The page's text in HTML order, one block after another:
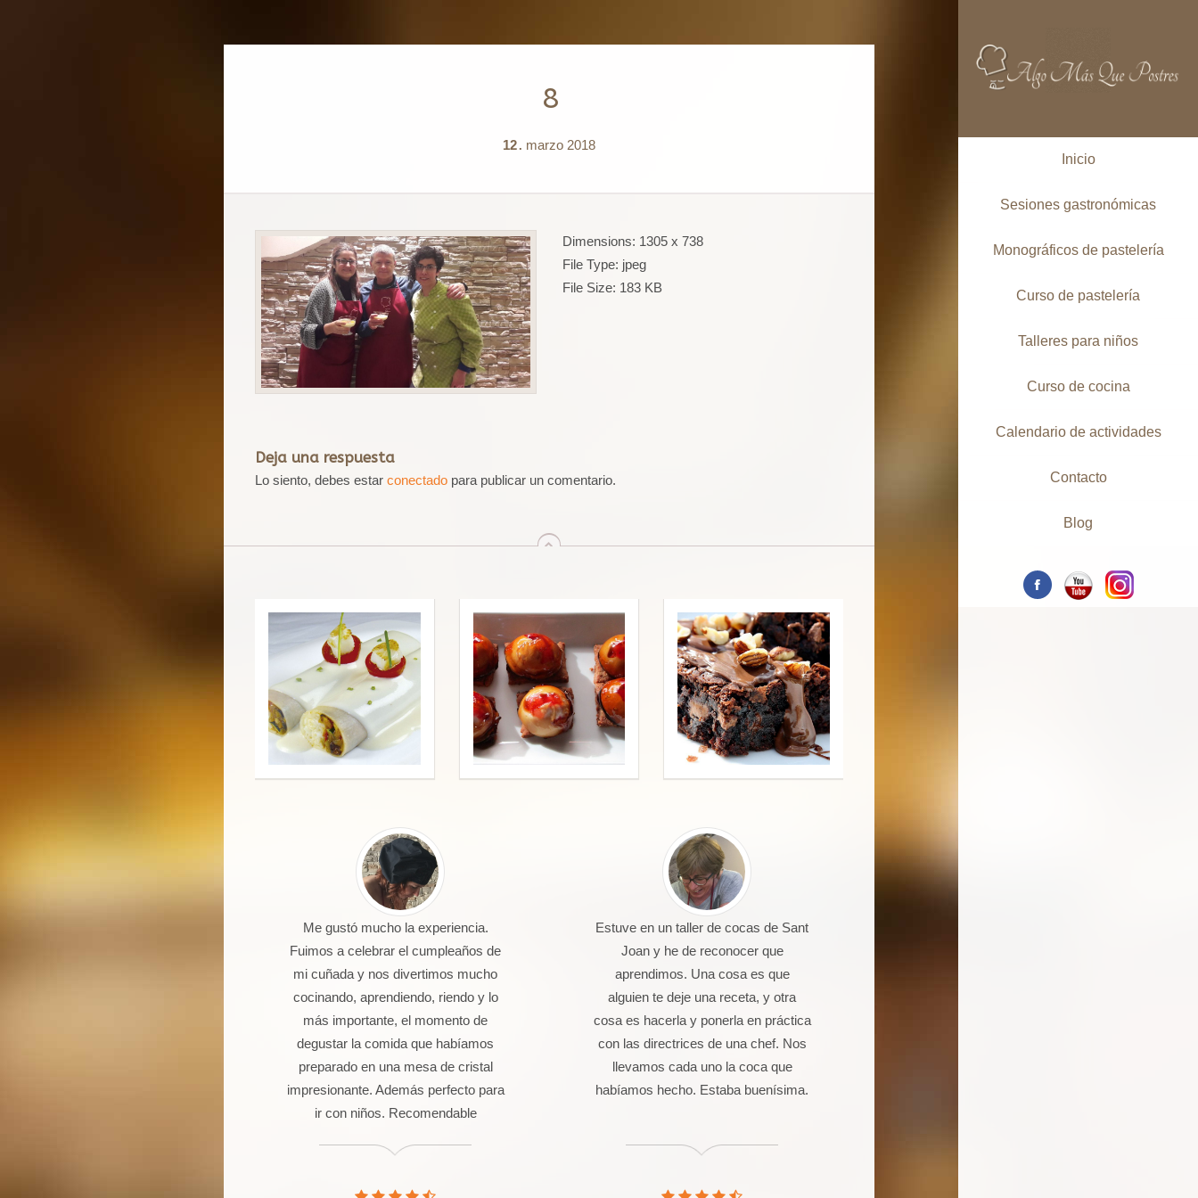
Inicio
Sesiones gastronómicas
Monográficos de pastelería
Curso de pastelería
Talleres para niños
Curso de cocina
Calendario de actividades
Contacto
Blog
8
12 . marzo 2018
Dimensions: 1305 x 738
File Type: jpeg
File Size: 183 KB
Deja una respuesta
Lo siento, debes estar conectado para publicar un comentario.
arriba
Me gustó mucho la experiencia.
Fuimos a celebrar el cumpleaños de
mi cuñada y nos divertimos mucho
cocinando, aprendiendo, riendo y lo
más importante, el momento de
degustar la comida que habíamos
preparado en una mesa de cristal
impresionante. Además perfecto para
ir con niños. Recomendable
Estuve en un taller de cocas de Sant
Joan y he de reconocer que
aprendimos. Una cosa es que
alguien te deje una receta, y otra
cosa es hacerla y ponerla en práctica
con las directrices de una chef. Nos
llevamos cada uno la coca que
habíamos hecho. Estaba buenísima.